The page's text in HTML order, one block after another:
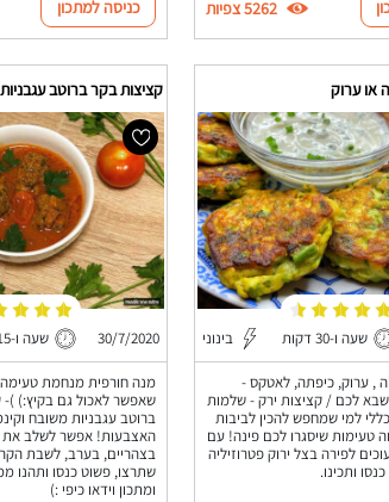
5262 צפיות כניסה למתכון
או ערוק
שעה ו-30 דקות בינוני
, ערוק, כיפתה, לאטקס -
שבא לכם / קציצות ירק - שלמות
למי שמחפש להכין לביבות
טעימות שיסגרו לכם פינה! עם
לפירה בצל ירוק פטרוזיליה
ותכינו.
קציצות בקר ברוטב עגבניות
30/7/2020 שעה ו-15 דקות
מנה חורפית מנחמת
שאפשר לאכול גם בקיץ:)
ברוטב עגבניות משובח
האצבעות! אפשר לשלב
בצהריים, בערב, לשבת
שתרצו, פשוט כנסו ותהנו
ומתכון וידאו כיפי :)